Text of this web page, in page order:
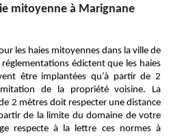
mitoyenne à Marignane
les haies mitoyennes dans la ville de
édictent que les haies
être implantées qu’à partir de 2
de la propriété voisine. La
2 mètres doit respecter une distance
de la limite du domaine de votre
respecte à la lettre ces normes à